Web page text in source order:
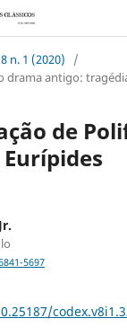
n. 1 (2020)
/
drama antigo:
de
5697